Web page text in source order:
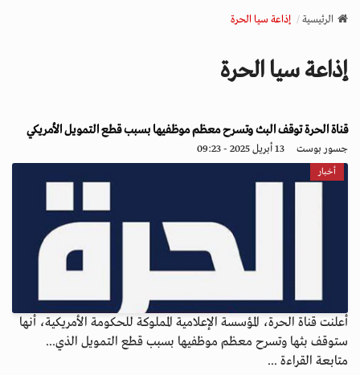
v
a
o
n
الرئيسية إذاعة سيا الحرة
إذاعة سيا الحرة
قناة الحرة توقف البث وتسرح معظم موظفيها بسبب قطع التمويل الأمريكي
جسور بوست 13 أبريل 2025 - 09:23
أخبار
أعلنت قناة الحرة، المؤسسة الإعلامية المملوكة للحكومة الأمريكية، أنها
ستوقف بثها وتسرح معظم موظفيها بسبب قطع التمويل الذي...
متابعة القراءة ...